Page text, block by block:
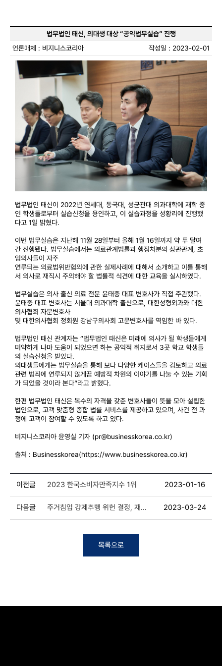
법무법인 태신, 의대생 대상 “공익법무실습” 진행
언론매체 : 비지니스코리아
작성일 : 2023-02-01
법무법인 태신이 2022년 연세대, 동국대, 성균관대 의과대학에 재학 중
인 학생들로부터 실습신청을 용인하고, 이 실습과정을 성황리에 진행했
다고 1일 밝혔다.
이번 법무실습은 지난해 11월 28일부터 올해 1월 16일까지 약 두 달여
간 진행됐다. 법무실습에서는 의료관계법률과 행정처분의 상관관계, 초
임의사들이 자주
연루되는 의료법위반혐의에 관한 실제사례에 대해서 소개하고 이를 통해
서 의사로 재직시 주의해야 할 법률적 식견에 대한 교육을 실시하였다.
법무실습은 의사 출신 의료 전문 윤태중 대표 변호사가 직접 주관했다.
윤태중 대표 변호사는 서울대 의과대학 출신으로, 대한성형외과와 대한
의사협회 자문변호사
및 대한의사협회 정회원 강남구의사회 고문변호사를 역임한 바 있다.
법무법인 태신 관계자는 “법무법인 태신은 미래에 의사가 될 학생들에게
미약하게 나마 도움이 되었으면 하는 공익적 취지로서 3곳 학교 학생들
의 실습신청을 받았다.
의대생들에게는 법무실습을 통해 보다 다양한 케이스들을 검토하고 의료
관련 범죄에 연루되지 않게끔 예방적 차원의 이야기를 나눌 수 있는 기회
가 되었을 것이라 본다”라고 밝혔다.
한편 법무법인 태신은 복수의 자격을 갖춘 변호사들이 뜻을 모아 설립한
법인으로, 고객 맞춤형 종합 법률 서비스를 제공하고 있으며, 사건 전 과
정에 고객이 참여할 수 있도록 하고 있다.
비지니스코리아 윤영실 기자 (pr@businesskorea.co.kr)
출처 : Businesskorea(https://www.businesskorea.co.kr)
이전글 2023 한국소비자만족지수 1위 2023-01-16
다음글
주거침입 강제추행 위헌 결정, 재심
변호사 칼럼]
2023-03-24
목록으로